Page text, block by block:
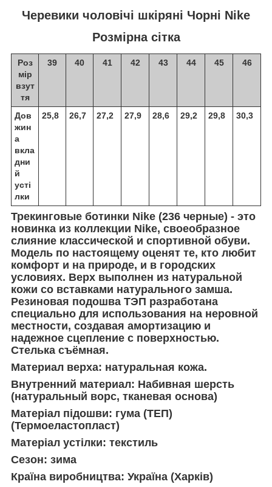
Черевики чоловічі шкіряні Чорні Nike
Розмірна сітка
Роз
мір
взут
тя
39 40 41 42 43 44 45 46
Дов
жин
а
вкла
дни
й
усті
лки
25,8 26,7 27,2 27,9 28,6 29,2 29,8 30,3
Трекинговые ботинки Nike (236 черные) - это
новинка из коллекции Nike, своеобразное
слияние классической и спортивной обуви.
Модель по настоящему оценят те, кто любит
комфорт и на природе, и в городских
условиях. Верх выполнен из натуральной
кожи со вставками натурального замша.
Резиновая подошва ТЭП разработана
специально для использования на неровной
местности, создавая амортизацию и
надежное сцепление с поверхностью.
Стелька съёмная.
Материал верха: натуральная кожа.
Внутренний материал: Набивная шерсть
(натуральный ворс, тканевая основа)
Матеріал підошви: гума (ТЕП)
(Термоеластопласт)
Матеріал устілки: текстиль
Сезон: зима
Країна виробництва: Україна (Харків)